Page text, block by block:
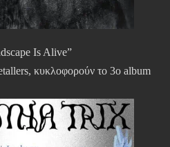
Is Alive”
κυκλοφορούν το 3ο album